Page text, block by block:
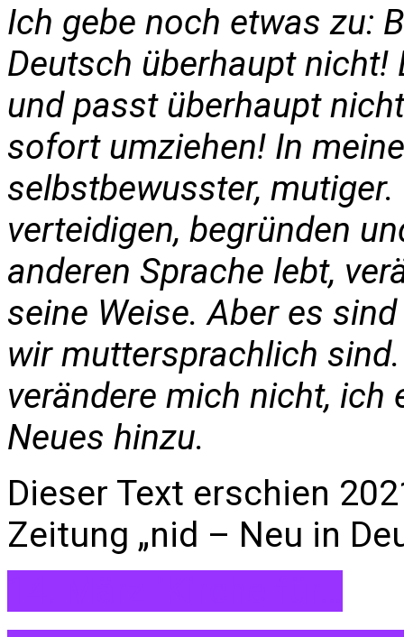
Ich gebe noch etwas zu:
Deutsch überhaupt
und passt überhaupt
sofort umziehen! In
selbstbewusster,
verteidigen, begründen
anderen Sprache lebt,
seine Weise. Aber es
wir muttersprachlich
verändere mich nicht, ich
Neues hinzu.
Dieser Text erschien
Zeitung „nid – Neu in